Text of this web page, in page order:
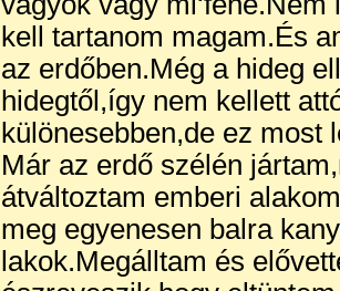
kell tartanom magam.És
az erdőben.Még a hideg
hidegtől,így nem kellett
különesebben,de ez most
Már az erdő szélén
átváltoztam emberi
meg egyenesen balra
lakok.Megálltam és